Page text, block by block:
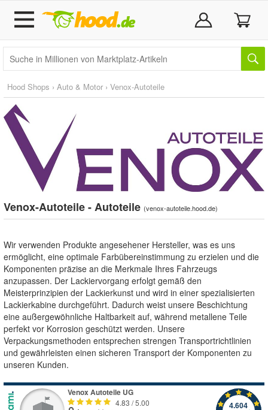
Hood Shops › Auto & Motor › Venox-Autoteile
Venox-Autoteile - Autoteile (venox-autoteile.hood.de)
Wir verwenden Produkte angesehener Hersteller, was es uns
ermöglicht, eine optimale Farbübereinstimmung zu erzielen und die
Komponenten präzise an die Merkmale Ihres Fahrzeugs
anzupassen. Der Lackiervorgang erfolgt gemäß den
Meisterprinzipien der Lackierkunst und wird in einer spezialisierten
Lackierkabine durchgeführt. Dadurch weist unsere Beschichtung
eine außergewöhnliche Haltbarkeit auf, während metallene Teile
perfekt vor Korrosion geschützt werden. Unsere
Verpackungsmethoden entsprechen strengen Transportrichtlinien
und gewährleisten einen sicheren Transport der Komponenten zu
unseren Kunden.